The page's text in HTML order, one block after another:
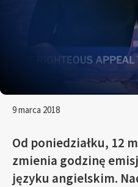
9 marca 2018
Od poniedziałku, 12
zmienia godzinę
języku angielskim.